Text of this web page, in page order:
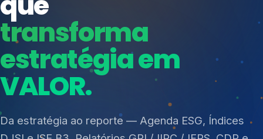
negócio.
Consultoria, auditoria e treinamentos em ISO 27001,
ISO 27701, ISO 42001, ISO 37001, ISO 9001, ISO
14001, ISO 45001, ONA e PNQ — Gestão de
resíduos sólidos (PGRS/PMGRS).
Índices de Mercado
Mudanças Climáticas
Reputação e Cadeia
Reporte Regulatório